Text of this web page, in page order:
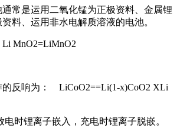
是运用二氧化锰为正极资料、金属锂
料、运用非水电解质溶液的电池。
MnO2=LiMnO2
的反响为： LiCoO2==Li(1-x)CoO2 XLi
时锂离子嵌入，充电时锂离子脱嵌。